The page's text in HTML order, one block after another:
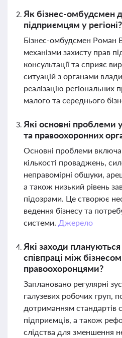
Як бізнес-омбудсмен
підприємцям у регіоні?
Бізнес-омбудсмен Роман
механізми захисту прав
консультації та сприяє
ситуацій з органами
реалізацію регіональних
малого та середнього
Які основні проблеми
та правоохоронних
Основні проблеми
кількості проваджень,
неправомірні обшуки,
а також низький рівень
підозрами. Це створює
ведення бізнесу та
системи. Джерело
Які заходи
співпраці між
правоохоронцями?
Заплановано регулярні
галузевих робочих груп,
дотриманням стандартів
підприємців, а також
слідства для зменшення